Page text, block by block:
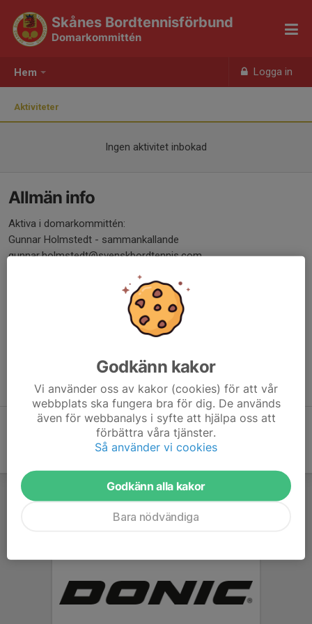
Hem Logga in
Skånes Bordtennisförbund
Domarkommittén
Aktiviteter
Ingen aktivitet inbokad
Allmän info
Aktiva i domarkommittén:
Gunnar Holmstedt - sammankallande
gunnar.holmstedt@svenskbordtennis.com
knutsson_emily@hotmail.com
hjälp att hitta överdomare till seriesammandrag, samt eventuellt
distriktsdomare.
Godkänn kakor
Vi använder oss av kakor (cookies) för att vår
webbplats ska fungera bra för dig. De används
även för webbanalys i syfte att hjälpa oss att
förbättra våra tjänster.
Så använder vi cookies
Godkänn alla kakor
Bara nödvändiga